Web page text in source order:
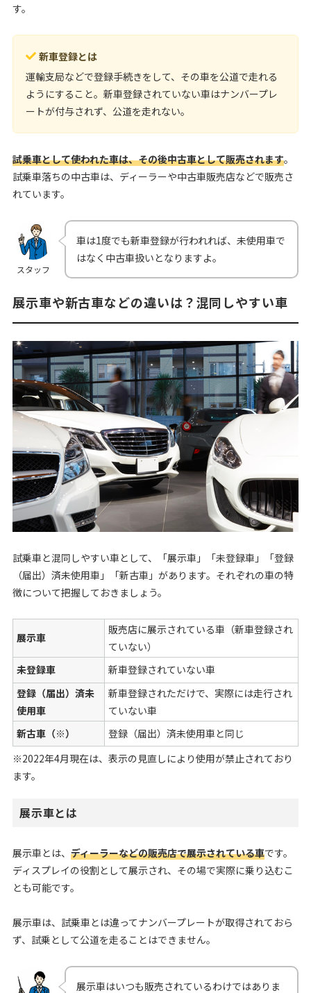
す。
新車登録とは
運輸支局などで登録手続きをして、その車を公道で走れる
ようにすること。新車登録されていない車はナンバープレ
ートが付与されず、公道を走れない。
試乗車として使われた車は、その後中古車として販売されます。
試乗車落ちの中古車は、ディーラーや中古車販売店などで販売さ
れています。
スタッフ
車は1度でも新車登録が行われれば、未使用車で
はなく中古車扱いとなりますよ。
展示車や新古車などの違いは？混同しやすい車
試乗車と混同しやすい車として、「展示車」「未登録車」「登録
（届出）済未使用車」「新古車」があります。それぞれの車の特
徴について把握しておきましょう。
展示車
販売店に展示されている車（新車登録され
ていない）
未登録車
新車登録されていない車
登録（届出）済未
使用車
新車登録されただけで、実際には走行され
ていない車
新古車（※）
登録（届出）済未使用車と同じ
※2022年4月現在は、表示の見直しにより使用が禁止されており
ます。
展示車とは
展示車とは、 ディーラーなどの販売店で展示されている車です。
ディスプレイの役割として展示され、その場で実際に乗り込むこ
とも可能です。
展示車は、試乗車とは違ってナンバープレートが取得されておら
ず、試乗として公道を走ることはできません。
展示車はいつも販売されているわけではありま